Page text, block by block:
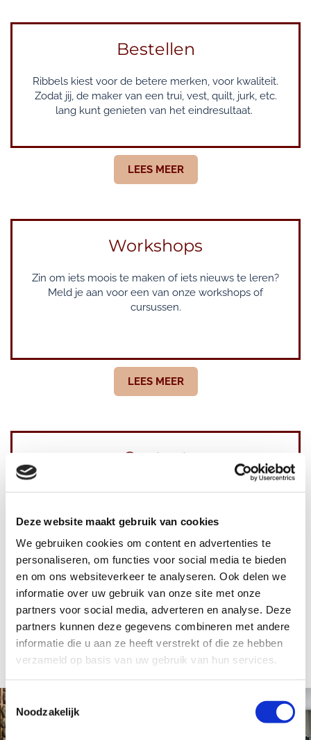
Deze website maakt gebruik van cookies
We gebruiken cookies om content en advertenties te
personaliseren, om functies voor social media te bieden
en om ons websiteverkeer te analyseren. Ook delen we
informatie over uw gebruik van onze site met onze
partners voor social media, adverteren en analyse. Deze
partners kunnen deze gegevens combineren met andere
informatie die u aan ze heeft verstrekt of die ze hebben
verzameld op basis van uw gebruik van hun services.
Noodzakelijk
Bestellen
Ribbels kiest voor de betere merken, voor kwaliteit.
Zodat jij, de maker van een trui, vest, quilt, jurk, etc.
lang kunt genieten van het eindresultaat.
LEES MEER
Workshops
Zin om iets moois te maken of iets nieuws te leren?
Meld je aan voor een van onze workshops of
cursussen.
LEES MEER
Contact
Wilt u meer informatie? Neem gerust geheel
CONTACT